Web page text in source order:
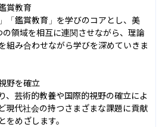
賞教育
「鑑賞教育」を学びのコアとし、美
領域を相互に連関させながら、理論
組み合わせながら学びを深めていきま
野を確立
、芸術的教養や国際的視野の確立によ
現代社会の持つさまざまな課題に貢献
めざします。